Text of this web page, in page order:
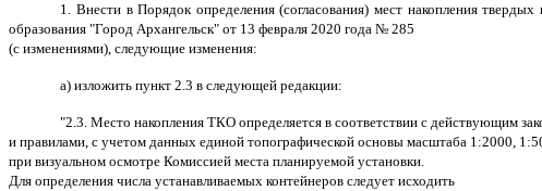
1. Внести в Порядок определения (согласования) мест накопления
образования "Город Архангельск" от 13 февраля 2020 года № 285
(с изменениями), следующие изменения:
а) изложить пункт 2.3 в следующей редакции:
"2.3. Место накопления ТКО определяется в соответствии с действующим
и правилами, с учетом данных единой топографической основы масштаба 1:2000,
при визуальном осмотре Комиссией места планируемой установки.
Для определения числа устанавливаемых контейнеров следует исходить